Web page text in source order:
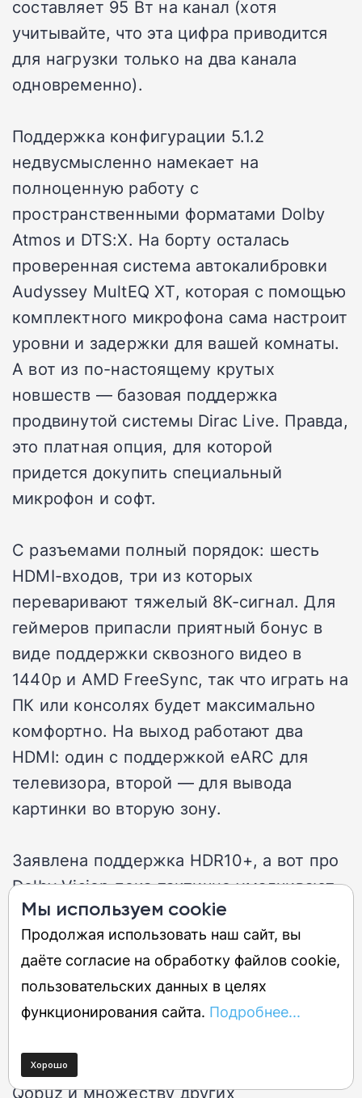
составляет 95 Вт на канал (хотя
учитывайте, что эта цифра приводится
для нагрузки только на два канала
одновременно).
Поддержка конфигурации 5.1.2
недвусмысленно намекает на
полноценную работу с
пространственными форматами Dolby
Atmos и DTS:X. На борту осталась
проверенная система автокалибровки
Audyssey MultEQ XT, которая с помощью
комплектного микрофона сама настроит
уровни и задержки для вашей комнаты.
А вот из по-настоящему крутых
новшеств — базовая поддержка
продвинутой системы Dirac Live. Правда,
это платная опция, для которой
придется докупить специальный
микрофон и софт.
С разъемами полный порядок: шесть
HDMI-входов, три из которых
переваривают тяжелый 8K-сигнал. Для
геймеров припасли приятный бонус в
виде поддержки сквозного видео в
1440p и AMD FreeSync, так что играть на
ПК или консолях будет максимально
комфортно. На выход работают два
HDMI: один с поддержкой eARC для
телевизора, второй — для вывода
картинки во вторую зону.
Заявлена поддержка HDR10+, а вот про
Dolby Vision пока тактично умалчивают.
Но учитывая, что прошлая модель с ним
отлично дружила, я сильно удивлюсь,
если этого формата не окажется в
релизной версии. Беспроводные
интерфейсы на месте: Wi-Fi, AirPlay 2,
HEOS, которое открывает двери к Tidal,
Qobuz и множеству других
Мы используем cookie
Продолжая использовать наш сайт, вы
даёте согласие на обработку файлов cookie,
пользовательских данных в целях
функционирования сайта. Подробнее...